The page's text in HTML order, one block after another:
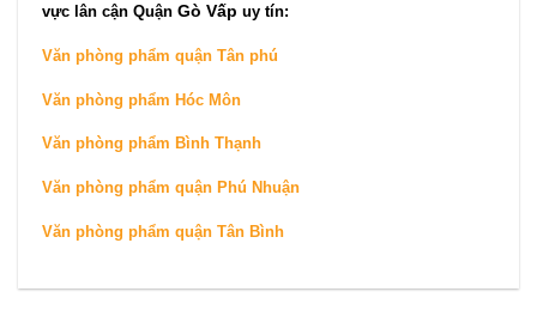
vực lân cận Quận Gò Vấp uy tín:
Văn phòng phẩm quận Tân phú
Văn phòng phẩm Hóc Môn
Văn phòng phẩm Bình Thạnh
Văn phòng phẩm quận Phú Nhuận
Văn phòng phẩm quận Tân Bình